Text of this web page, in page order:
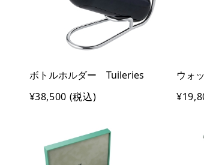
ボトルホルダー Tuileries
¥38,500 (税込)
ウォ